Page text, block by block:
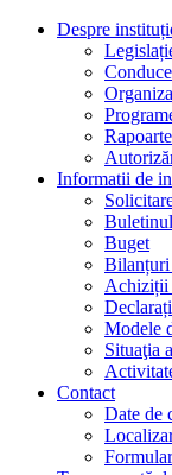
Despre
Informatii de
Buget
Bilanțuri
Achiziții
Modele
Situaţia
Contact
Date de
Formular